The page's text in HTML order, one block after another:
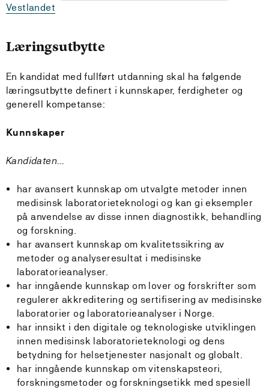
Vestlandet
Læringsutbytte
En kandidat med fullført utdanning skal ha følgende
læringsutbytte definert i kunnskaper, ferdigheter og
generell kompetanse:
Kunnskaper
Kandidaten…
har avansert kunnskap om utvalgte metoder innen
medisinsk laboratorieteknologi og kan gi eksempler
på anvendelse av disse innen diagnostikk, behandling
og forskning.
har avansert kunnskap om kvalitetssikring av
metoder og analyseresultat i medisinske
laboratorieanalyser.
har inngående kunnskap om lover og forskrifter som
regulerer akkreditering og sertifisering av medisinske
laboratorier og laboratorieanalyser i Norge.
har innsikt i den digitale og teknologiske utviklingen
innen medisinsk laboratorieteknologi og dens
betydning for helsetjenester nasjonalt og globalt.
har inngående kunnskap om vitenskapsteori,
forskningsmetoder og forskningsetikk med spesiell